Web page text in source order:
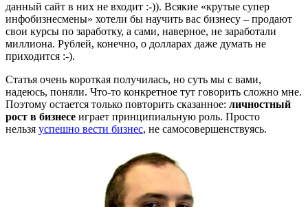
данный сайт в них не входит :-)). Всякие «крутые супер
инфобизнесмены» хотели бы научить вас бизнесу – продают
свои курсы по заработку, а сами, наверное, не заработали
миллиона. Рублей, конечно, о долларах даже думать не
приходится :-).
Статья очень короткая получилась, но суть мы с вами,
надеюсь, поняли. Что-то конкретное тут говорить сложно мне.
Поэтому остается только повторить сказанное: личностный
рост в бизнесе играет принципиальную роль. Просто
нельзя успешно вести бизнес, не самосовершенствуясь.